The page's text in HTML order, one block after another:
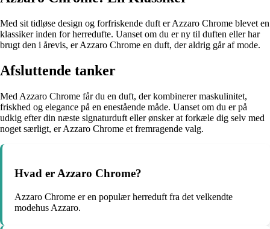
Med sit tidløse design og forfriskende duft er Azzaro Chrome blevet en
klassiker inden for herredufte. Uanset om du er ny til duften eller har
brugt den i årevis, er Azzaro Chrome en duft, der aldrig går af mode.
Afsluttende tanker
Med Azzaro Chrome får du en duft, der kombinerer maskulinitet,
friskhed og elegance på en enestående måde. Uanset om du er på
udkig efter din næste signaturduft eller ønsker at forkæle dig selv med
noget særligt, er Azzaro Chrome et fremragende valg.
Hvad er Azzaro Chrome?
Azzaro Chrome er en populær herreduft fra det velkendte
modehus Azzaro.